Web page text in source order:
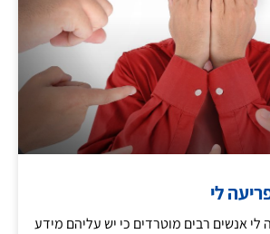
לי
אנשים רבים מוטרדים כי יש עליהם מידע